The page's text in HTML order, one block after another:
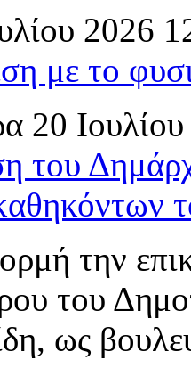
2026
με το
20
του
την
του
ως